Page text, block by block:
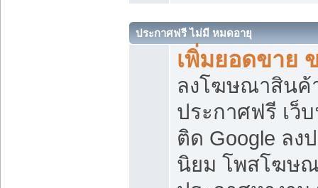
ประกาศฟรี ไม่มี หมดอายุ
เพิ่มยอดขาย
ลงโฆษณาสิน
ประกาศฟรี เว็
ติด Google ลง
นิยม โพสโฆษ